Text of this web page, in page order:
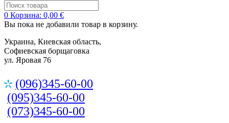
0 Корзина: 0,00 €
Вы пока не добавили товар в корзину.
Украина, Киевская область,
Софиевская борщаговка
ул. Яровая 76
(096)345-60-00
(095)345-60-00
(073)345-60-00